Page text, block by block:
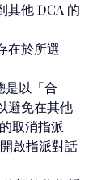
其他 DCA 的
在於所選
是以「合
避免在其他
取消指派
啟指派對話